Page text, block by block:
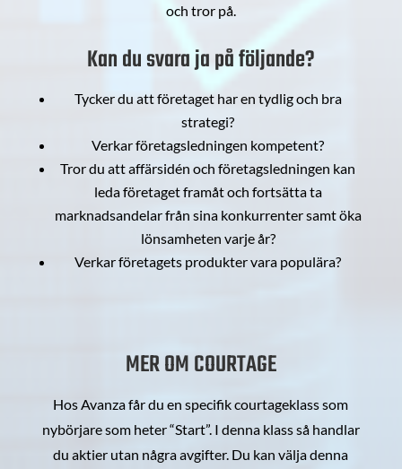
och tror på.
Kan du svara ja på följande?
Tycker du att företaget har en tydlig och bra
strategi?
Verkar företagsledningen kompetent?
Tror du att affärsidén och företagsledningen kan
leda företaget framåt och fortsätta ta
marknadsandelar från sina konkurrenter samt öka
lönsamheten varje år?
Verkar företagets produkter vara populära?
MER OM COURTAGE
Hos Avanza får du en specifik courtageklass som
nybörjare som heter “Start”. I denna klass så handlar
du aktier utan några avgifter. Du kan välja denna